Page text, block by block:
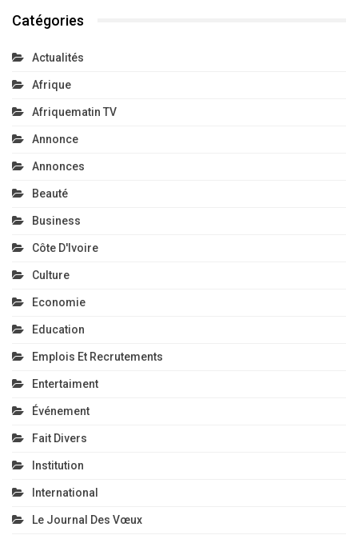
Catégories
Actualités
Afrique
Afriquematin TV
Annonce
Annonces
Beauté
Business
Côte D'Ivoire
Culture
Economie
Education
Emplois Et Recrutements
Entertaiment
Événement
Fait Divers
Institution
International
Le Journal Des Vœux